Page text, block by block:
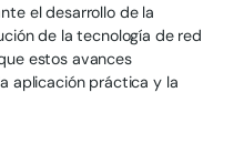
el desarrollo de la
de la tecnología de red
estos avances
aplicación práctica y la